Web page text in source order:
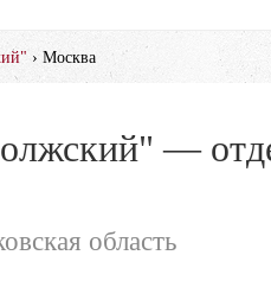
› Москва
—
область